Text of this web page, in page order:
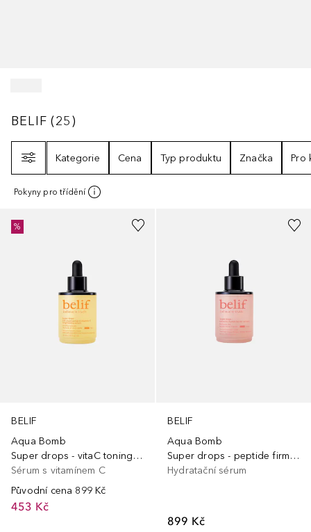
BELIF25
BELIF (25)
Kategorie
Cena Typ produktu Značka Pro
Pokyny pro třídění
BELIF
Aqua Bomb
Super drops - vitaC toning serum
Sérum s vitamínem C
Původní cena 899 Kč
453 Kč
%
BELIF
Aqua Bomb
Super drops - peptide firming serum
Hydratační sérum
899 Kč